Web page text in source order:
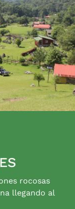
rocosas
llegando al